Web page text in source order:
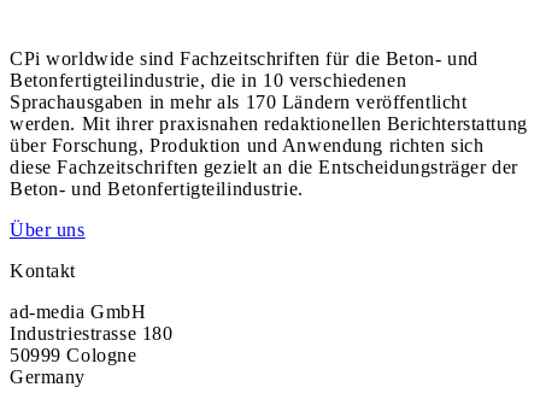
CPi worldwide sind Fachzeitschriften für die Beton- und
Betonfertigteilindustrie, die in 10 verschiedenen
Sprachausgaben in mehr als 170 Ländern veröffentlicht
werden. Mit ihrer praxisnahen redaktionellen Berichterstattung
über Forschung, Produktion und Anwendung richten sich
diese Fachzeitschriften gezielt an die Entscheidungsträger der
Beton- und Betonfertigteilindustrie.
Über uns
Kontakt
ad-media GmbH
Industriestrasse 180
50999 Cologne
Germany